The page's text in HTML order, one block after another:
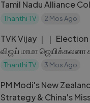
Tamil Nadu Alliance
After Election
Thanthi TV 2 Mos Ago
TVK Vijay ｜｜ Election
விஜய் மாமா ஜெயிக்கலனா
மாட்டேன்＂ பூதாகரமாய்
Thanthi TV 3 Mos Ago
PM Modi's New
Strategy & China's